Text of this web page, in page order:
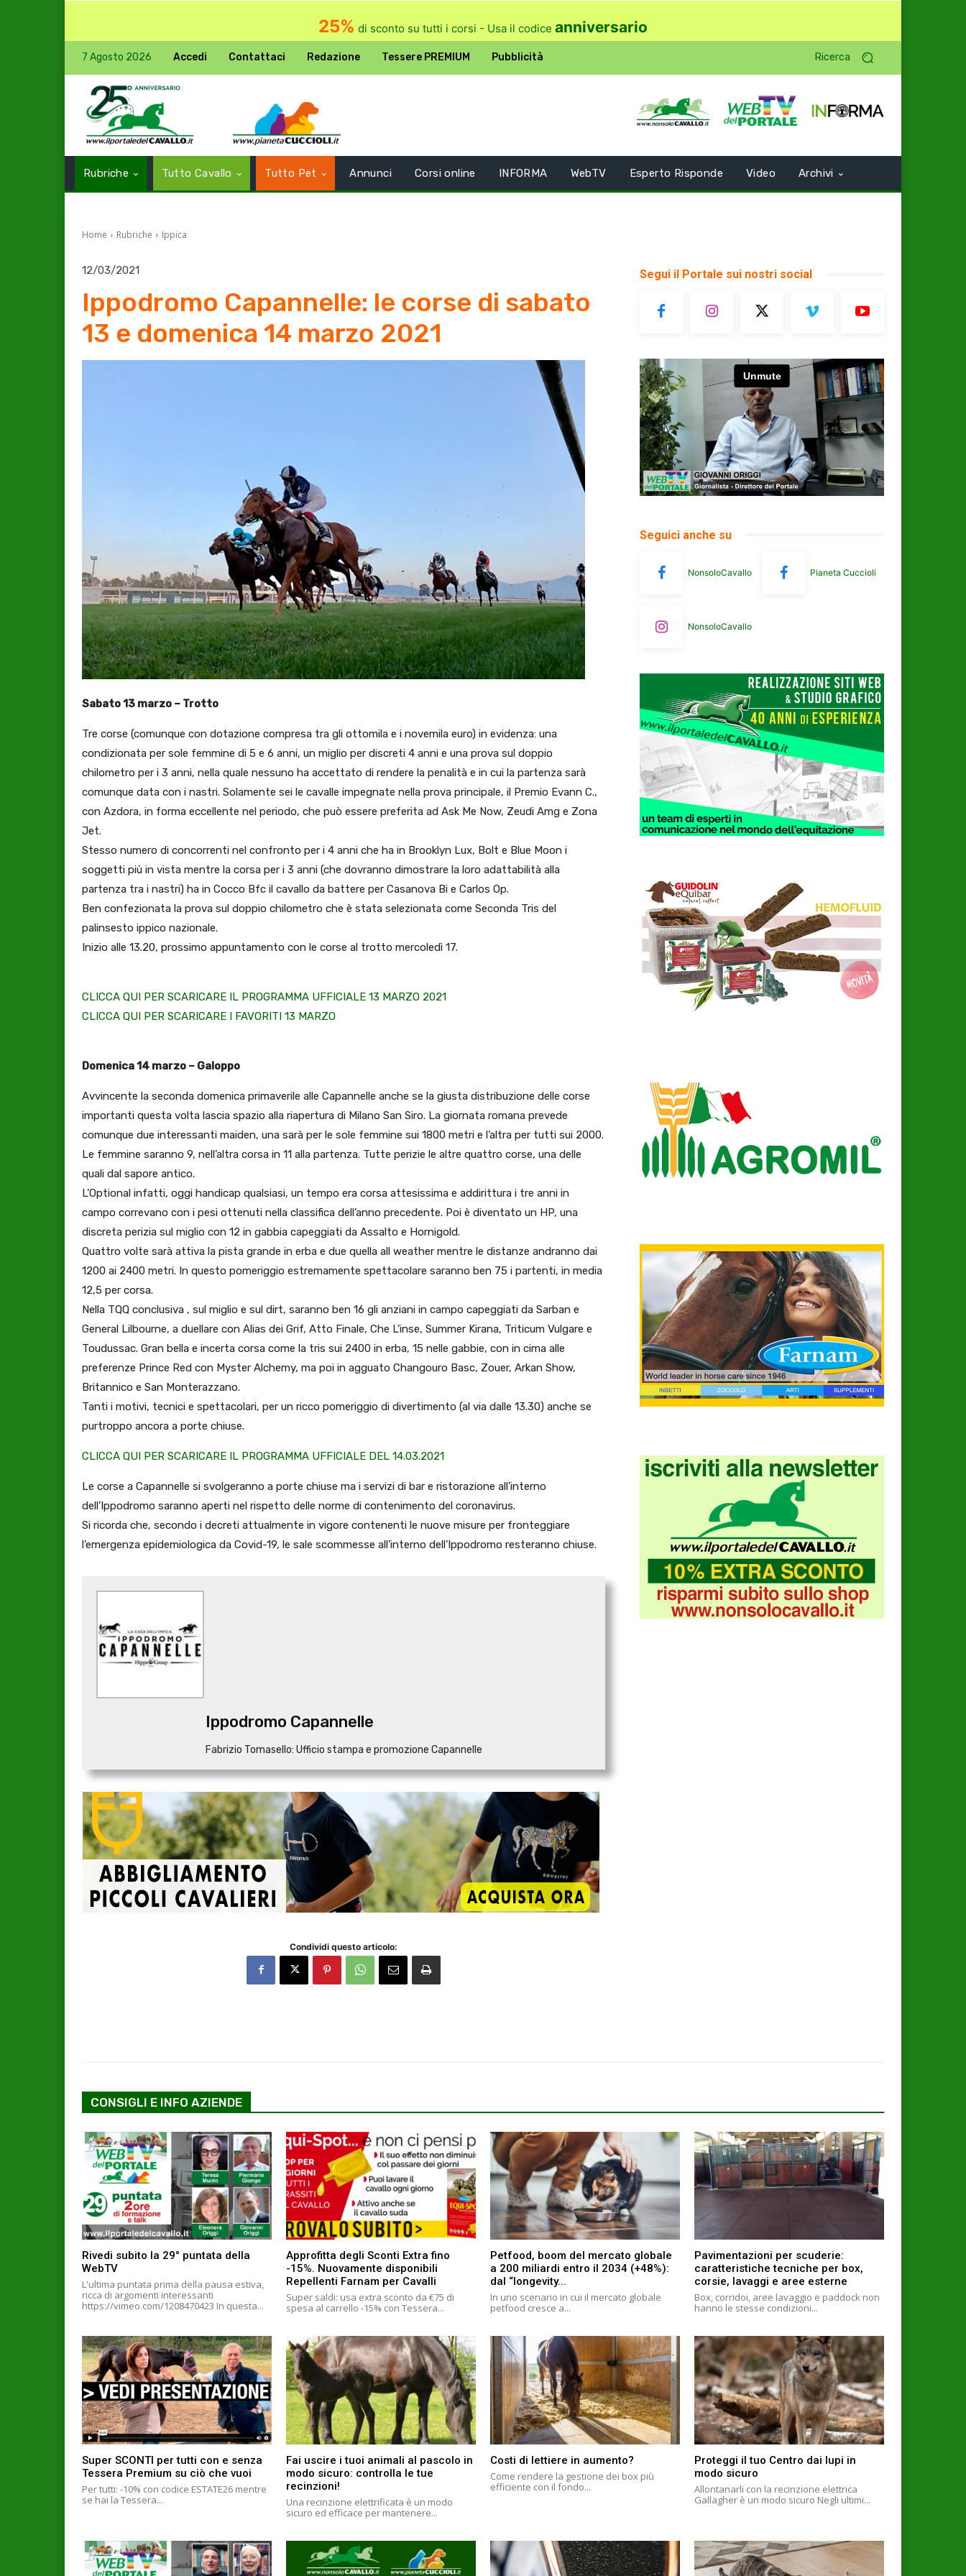
25% di sconto su tutti i corsi - Usa il codice anniversario
7 Agosto 2026 Accedi Contattaci Redazione Tessere PREMIUM Pubblicità Ricerca
Rubriche Tutto Cavallo Tutto Pet Annunci Corsi online INFORMA WebTV Esperto Risponde Video Archivi
Home Rubriche Ippica
12/03/2021
Ippodromo Capannelle: le corse di sabato
13 e domenica 14 marzo 2021
Sabato 13 marzo – Trotto
Tre corse (comunque con dotazione compresa tra gli ottomila e i novemila euro) in evidenza: una
condizionata per sole femmine di 5 e 6 anni, un miglio per discreti 4 anni e una prova sul doppio
chilometro per i 3 anni, nella quale nessuno ha accettato di rendere la penalità e in cui la partenza sarà
comunque data con i nastri. Solamente sei le cavalle impegnate nella prova principale, il Premio Evann C.,
con Azdora, in forma eccellente nel periodo, che può essere preferita ad Ask Me Now, Zeudi Amg e Zona
Jet.
Stesso numero di concorrenti nel confronto per i 4 anni che ha in Brooklyn Lux, Bolt e Blue Moon i
soggetti più in vista mentre la corsa per i 3 anni (che dovranno dimostrare la loro adattabilità alla
partenza tra i nastri) ha in Cocco Bfc il cavallo da battere per Casanova Bi e Carlos Op.
Ben confezionata la prova sul doppio chilometro che è stata selezionata come Seconda Tris del
palinsesto ippico nazionale.
Inizio alle 13.20, prossimo appuntamento con le corse al trotto mercoledì 17.
CLICCA QUI PER SCARICARE IL PROGRAMMA UFFICIALE 13 MARZO 2021
CLICCA QUI PER SCARICARE I FAVORITI 13 MARZO
Domenica 14 marzo – Galoppo
Avvincente la seconda domenica primaverile alle Capannelle anche se la giusta distribuzione delle corse
importanti questa volta lascia spazio alla riapertura di Milano San Siro. La giornata romana prevede
comunque due interessanti maiden, una sarà per le sole femmine sui 1800 metri e l’altra per tutti sui 2000.
Le femmine saranno 9, nell’altra corsa in 11 alla partenza. Tutte perizie le altre quattro corse, una delle
quali dal sapore antico.
L’Optional infatti, oggi handicap qualsiasi, un tempo era corsa attesissima e addirittura i tre anni in
campo correvano con i pesi ottenuti nella classifica dell’anno precedente. Poi è diventato un HP, una
discreta perizia sul miglio con 12 in gabbia capeggiati da Assalto e Hornigold.
Quattro volte sarà attiva la pista grande in erba e due quella all weather mentre le distanze andranno dai
1200 ai 2400 metri. In questo pomeriggio estremamente spettacolare saranno ben 75 i partenti, in media
12,5 per corsa.
Nella TQQ conclusiva , sul miglio e sul dirt, saranno ben 16 gli anziani in campo capeggiati da Sarban e
General Lilbourne, a duellare con Alias dei Grif, Atto Finale, Che L’inse, Summer Kirana, Triticum Vulgare e
Toudussac. Gran bella e incerta corsa come la tris sui 2400 in erba, 15 nelle gabbie, con in cima alle
preferenze Prince Red con Myster Alchemy, ma poi in agguato Changouro Basc, Zouer, Arkan Show,
Britannico e San Monterazzano.
Tanti i motivi, tecnici e spettacolari, per un ricco pomeriggio di divertimento (al via dalle 13.30) anche se
purtroppo ancora a porte chiuse.
CLICCA QUI PER SCARICARE IL PROGRAMMA UFFICIALE DEL 14.03.2021
Le corse a Capannelle si svolgeranno a porte chiuse ma i servizi di bar e ristorazione all’interno
dell’Ippodromo saranno aperti nel rispetto delle norme di contenimento del coronavirus.
Si ricorda che, secondo i decreti attualmente in vigore contenenti le nuove misure per fronteggiare
l’emergenza epidemiologica da Covid-19, le sale scommesse all’interno dell’Ippodromo resteranno chiuse.
Ippodromo Capannelle
Fabrizio Tomasello: Ufficio stampa e promozione Capannelle
Condividi questo articolo:
Segui il Portale sui nostri social
Seguici anche su
NonsoloCavallo Pianeta Cuccioli
NonsoloCavallo
CONSIGLI E INFO AZIENDE
Rivedi subito la 29° puntata della
WebTV
L'ultima puntata prima della pausa estiva,
ricca di argomenti interessanti
https://vimeo.com/1208470423 In questa...
Approfitta degli Sconti Extra fino
-15%. Nuovamente disponibili
Repellenti Farnam per Cavalli
Super saldi: usa extra sconto da €75 di
spesa al carrello -15% con Tessera...
Petfood, boom del mercato globale
a 200 miliardi entro il 2034 (+48%):
dal “longevity...
In uno scenario in cui il mercato globale
petfood cresce a...
Pavimentazioni per scuderie:
caratteristiche tecniche per box,
corsie, lavaggi e aree esterne
Box, corridoi, aree lavaggio e paddock non
hanno le stesse condizioni...
Super SCONTI per tutti con e senza
Tessera Premium su ciò che vuoi
Per tutti: -10% con codice ESTATE26 mentre
se hai la Tessera...
Fai uscire i tuoi animali al pascolo in
modo sicuro: controlla le tue
recinzioni!
Una recinzione elettrificata è un modo
sicuro ed efficace per mantenere...
Costi di lettiere in aumento?
Come rendere la gestione dei box più
efficiente con il fondo...
Proteggi il tuo Centro dai lupi in
modo sicuro
Allontanarli con la recinzione elettrica
Gallagher è un modo sicuro Negli ultimi...